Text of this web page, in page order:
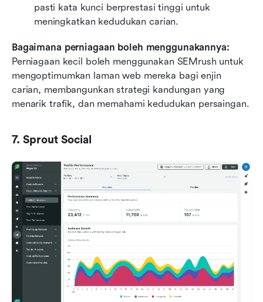
pasti kata kunci berprestasi tinggi untuk
meningkatkan kedudukan carian.
Bagaimana perniagaan boleh menggunakannya:
Perniagaan kecil boleh menggunakan SEMrush untuk
mengoptimumkan laman web mereka bagi enjin
carian, membangunkan strategi kandungan yang
menarik trafik, dan memahami kedudukan persaingan.
7. Sprout Social